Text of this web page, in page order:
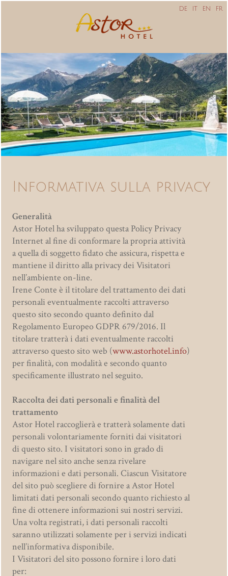
DE IT EN FR
Informativa sulla privacy
Generalità
Astor Hotel ha sviluppato questa Policy Privacy
Internet al fine di conformare la propria attività
a quella di soggetto fidato che assicura, rispetta e
mantiene il diritto alla privacy dei Visitatori
nell’ambiente on-line.
Irene Conte è il titolare del trattamento dei dati
personali eventualmente raccolti attraverso
questo sito secondo quanto definito dal
Regolamento Europeo GDPR 679/2016. Il
titolare tratterà i dati eventualmente raccolti
attraverso questo sito web (www.astorhotel.info)
per finalità, con modalità e secondo quanto
specificamente illustrato nel seguito.
Raccolta dei dati personali e finalità del
trattamento
Astor Hotel raccoglierà e tratterà solamente dati
personali volontariamente forniti dai visitatori
di questo sito. I visitatori sono in grado di
navigare nel sito anche senza rivelare
informazioni e dati personali. Ciascun Visitatore
del sito può scegliere di fornire a Astor Hotel
limitati dati personali secondo quanto richiesto al
fine di ottenere informazioni sui nostri servizi.
Una volta registrati, i dati personali raccolti
saranno utilizzati solamente per i servizi indicati
nell’informativa disponibile.
I Visitatori del sito possono fornire i loro dati
per: